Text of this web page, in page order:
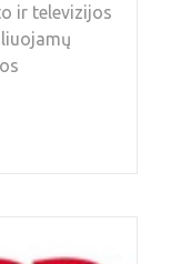
ir televizijos